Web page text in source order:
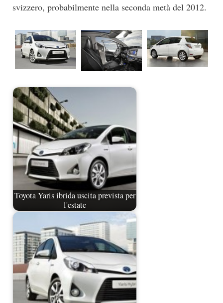
svizzero, probabilmente nella seconda metà del 2012.
Toyota Yaris ibrida uscita prevista per
l'estate